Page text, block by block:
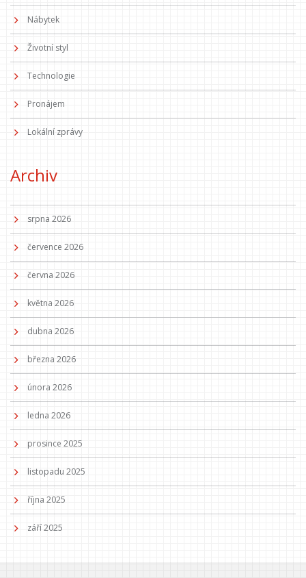
Nábytek
Životní styl
Technologie
Pronájem
Lokální zprávy
Archiv
srpna 2026
července 2026
června 2026
května 2026
dubna 2026
března 2026
února 2026
ledna 2026
prosince 2025
listopadu 2025
října 2025
září 2025